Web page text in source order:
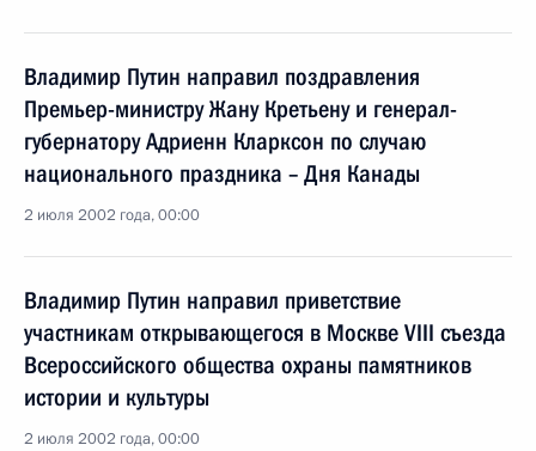
Владимир Путин направил поздравления
Премьер-министру Жану Кретьену и генерал-
губернатору Адриенн Кларксон по случаю
национального праздника – Дня Канады
2 июля 2002 года, 00:00
Владимир Путин направил приветствие
участникам открывающегося в Москве VIII съезда
Всероссийского общества охраны памятников
истории и культуры
2 июля 2002 года, 00:00